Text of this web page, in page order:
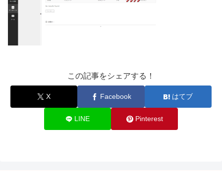
この記事をシェアする！
X Facebook はてブ
LINE Pinterest